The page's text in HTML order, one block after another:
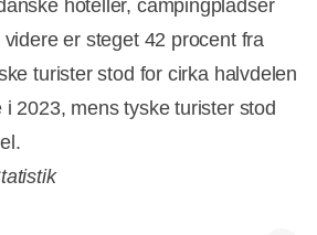
hoteller, campingpladser
er steget 42 procent fra
turister stod for cirka halvdelen
2023, mens tyske turister stod